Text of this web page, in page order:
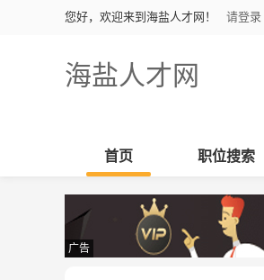
您好，欢迎来到海盐人才网！ 请登录
海盐人才网
首页 职位搜索
广告